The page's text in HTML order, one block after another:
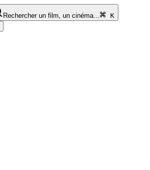
Rechercher un film, un cinéma...
K